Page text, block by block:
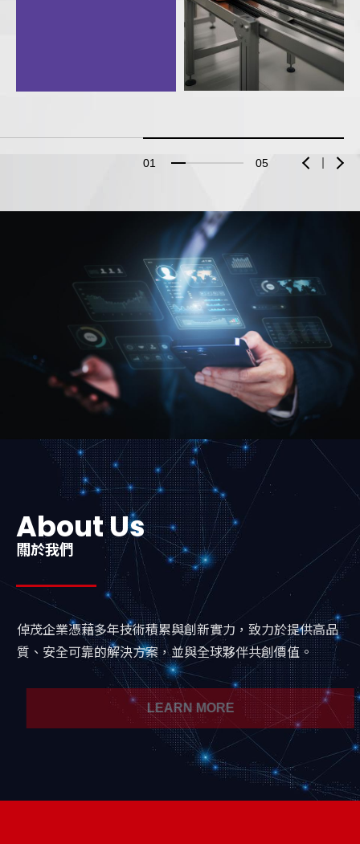
01 05
About Us
關於我們
倬茂企業憑藉多年技術積累與創新實力，致力於提供高品
質、安全可靠的解決方案，並與全球夥伴共創價值。
LEARN MORE